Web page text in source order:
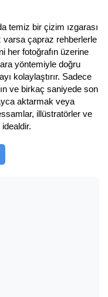
temiz bir çizim ızgarası
varsa çapraz rehberlerle
her fotoğrafın üzerine
yöntemiyle doğru
kolaylaştırır. Sadece
ve birkaç saniyede son
aktarmak veya
illüstratörler ve